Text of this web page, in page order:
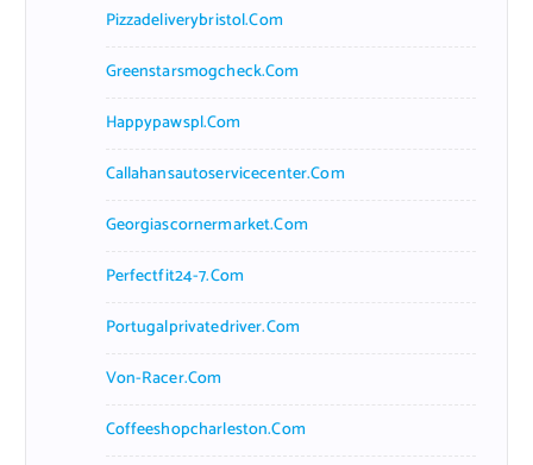
Pizzadeliverybristol.com
Greenstarsmogcheck.com
Happypawspl.com
Callahansautoservicecenter.com
Georgiascornermarket.com
Perfectfit24-7.com
Portugalprivatedriver.com
Von-Racer.com
Coffeeshopcharleston.com